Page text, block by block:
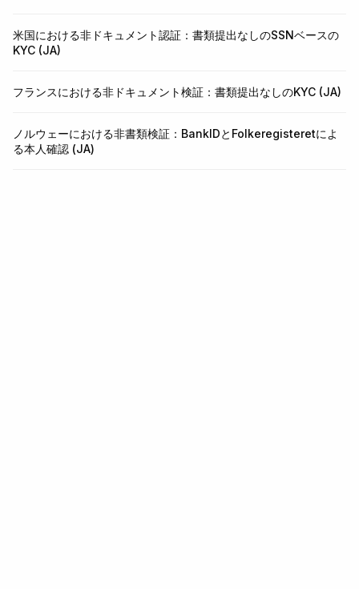
米国における非ドキュメント認証：書類提出なしのSSNベースの
KYC (JA)
フランスにおける非ドキュメント検証：書類提出なしのKYC (JA)
ノルウェーにおける非書類検証：BankIDとFolkeregisteretによ
る本人確認 (JA)